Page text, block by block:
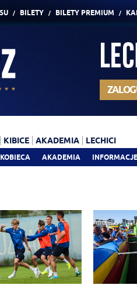
BILETY BILETY PREMIUM
AKADEMIA
KIBICE AKADEMIA LECHICI